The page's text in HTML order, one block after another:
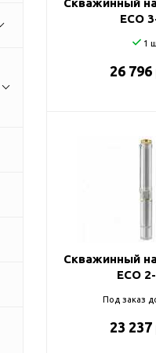
Скважинный
ECO
1
26 796
Скважинный
ECO
Под заказ
23 237